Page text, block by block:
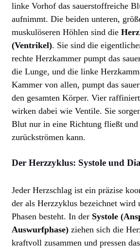
linke Vorhof das sauerstoffreiche
aufnimmt. Die beiden unteren,
muskulöseren Höhlen sind die
(Ventrikel). Sie sind die
rechte Herzkammer pumpt das
die Lunge, und die linke
Kammer von allen, pumpt das
den gesamten Körper. Vier
wirken dabei wie Ventile. Sie
Blut nur in eine Richtung fließt
zurückströmen kann.
Der Herzzyklus: Systole und
Jeder Herzschlag ist ein präzise
der als Herzzyklus bezeichnet wird
Phasen besteht. In der Systole
Auswurfphase) ziehen sich die
kraftvoll zusammen und pressen